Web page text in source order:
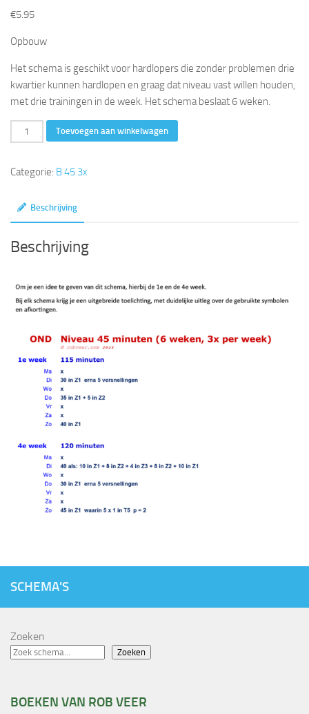
€5.95
Opbouw
Het schema is geschikt voor hardlopers die zonder problemen drie
kwartier kunnen hardlopen en graag dat niveau vast willen houden,
met drie trainingen in de week. Het schema beslaat 6 weken.
minuten
weken,
per
aantal
Toevoegen aan winkelwagen
Categorie: B 45 3x
Beschrijving
Beschrijving
SCHEMA'S
Zoeken
Zoeken
BOEKEN VAN ROB VEER